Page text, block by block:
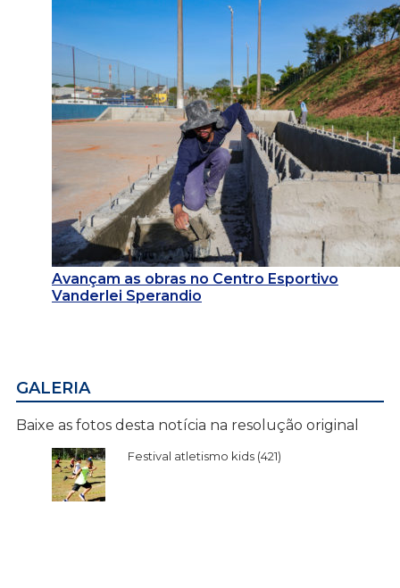
Avançam as obras no Centro Esportivo
Vanderlei Sperandio
GALERIA
Baixe as fotos desta notícia na resolução original
Festival atletismo kids (421)